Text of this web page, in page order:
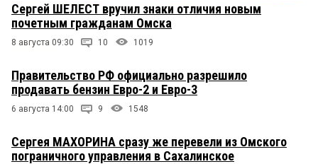
Сергей ШЕЛЕСТ вручил знаки отличия новым
почетным гражданам Омска
8 августа 09:30 10 1019
Правительство РФ официально разрешило
продавать бензин Евро-2 и Евро-3
6 августа 14:00 9 1548
Сергея МАХОРИНА сразу же перевели из Омского
пограничного управления в Сахалинское